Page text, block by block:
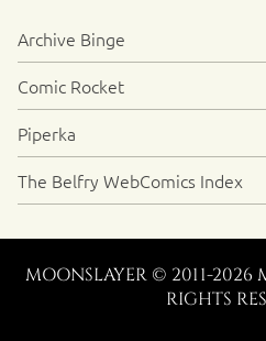
Archive Binge
Comic Rocket
Piperka
The Belfry WebComics Index
MOONSLAYER © 2011-2026
RIGHTS